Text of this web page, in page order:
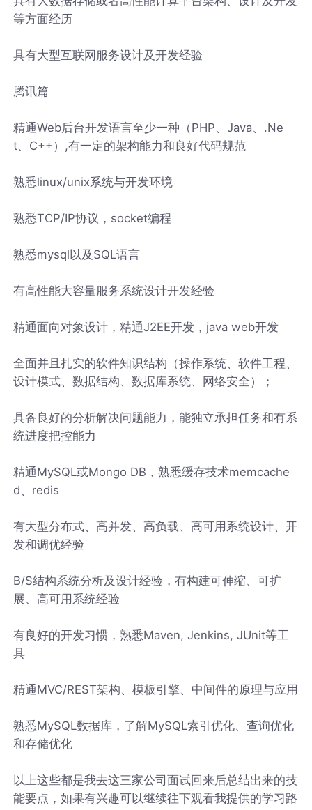
等方面经历
具有大型互联网服务设计及开发经验
腾讯篇
精通Web后台开发语言至少一种（PHP、Java、.Ne
t、C++）,有一定的架构能力和良好代码规范
熟悉linux/unix系统与开发环境
熟悉TCP/IP协议，socket编程
熟悉mysql以及SQL语言
有高性能大容量服务系统设计开发经验
精通面向对象设计，精通J2EE开发，java web开发
全面并且扎实的软件知识结构（操作系统、软件工程、
设计模式、数据结构、数据库系统、网络安全）；
具备良好的分析解决问题能力，能独立承担任务和有系
统进度把控能力
精通MySQL或Mongo DB，熟悉缓存技术memcache
d、redis
有大型分布式、高并发、高负载、高可用系统设计、开
发和调优经验
B/S结构系统分析及设计经验，有构建可伸缩、可扩
展、高可用系统经验
有良好的开发习惯，熟悉Maven, Jenkins, JUnit等工
具
精通MVC/REST架构、模板引擎、中间件的原理与应用
熟悉MySQL数据库，了解MySQL索引优化、查询优化
和存储优化
以上这些都是我去这三家公司面试回来后总结出来的技
能要点，如果有兴趣可以继续往下观看我提供的学习路